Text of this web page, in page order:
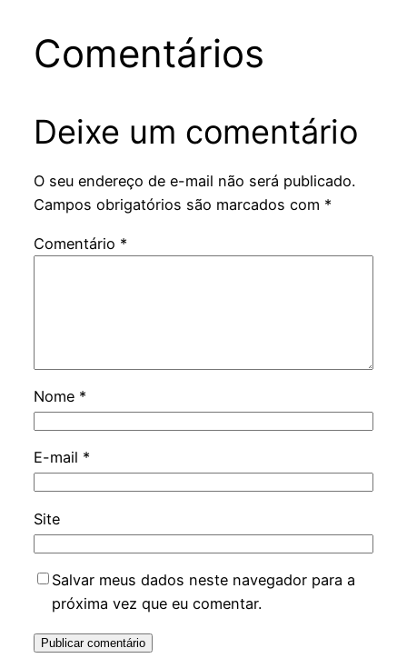
Comentários
Deixe um comentário
O seu endereço de e-mail não será publicado.
Campos obrigatórios são marcados com *
Comentário *
Nome *
E-mail *
Site
Salvar meus dados neste navegador para a
próxima vez que eu comentar.